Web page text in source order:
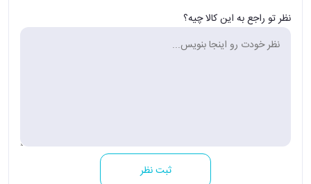
نظر تو راجع به این کالا چیه؟
ثبت نظر